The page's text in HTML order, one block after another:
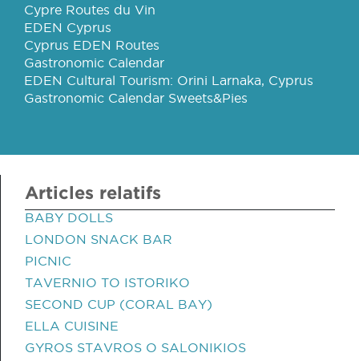
Cypre Routes du Vin
EDEN Cyprus
Cyprus EDEN Routes
Gastronomic Calendar
EDEN Cultural Tourism: Orini Larnaka, Cyprus
Gastronomic Calendar Sweets&Pies
Articles relatifs
BABY DOLLS
LONDON SNACK BAR
PICNIC
TAVERNIO TO ISTORIKO
SECOND CUP (CORAL BAY)
ELLA CUISINE
GYROS STAVROS O SALONIKIOS